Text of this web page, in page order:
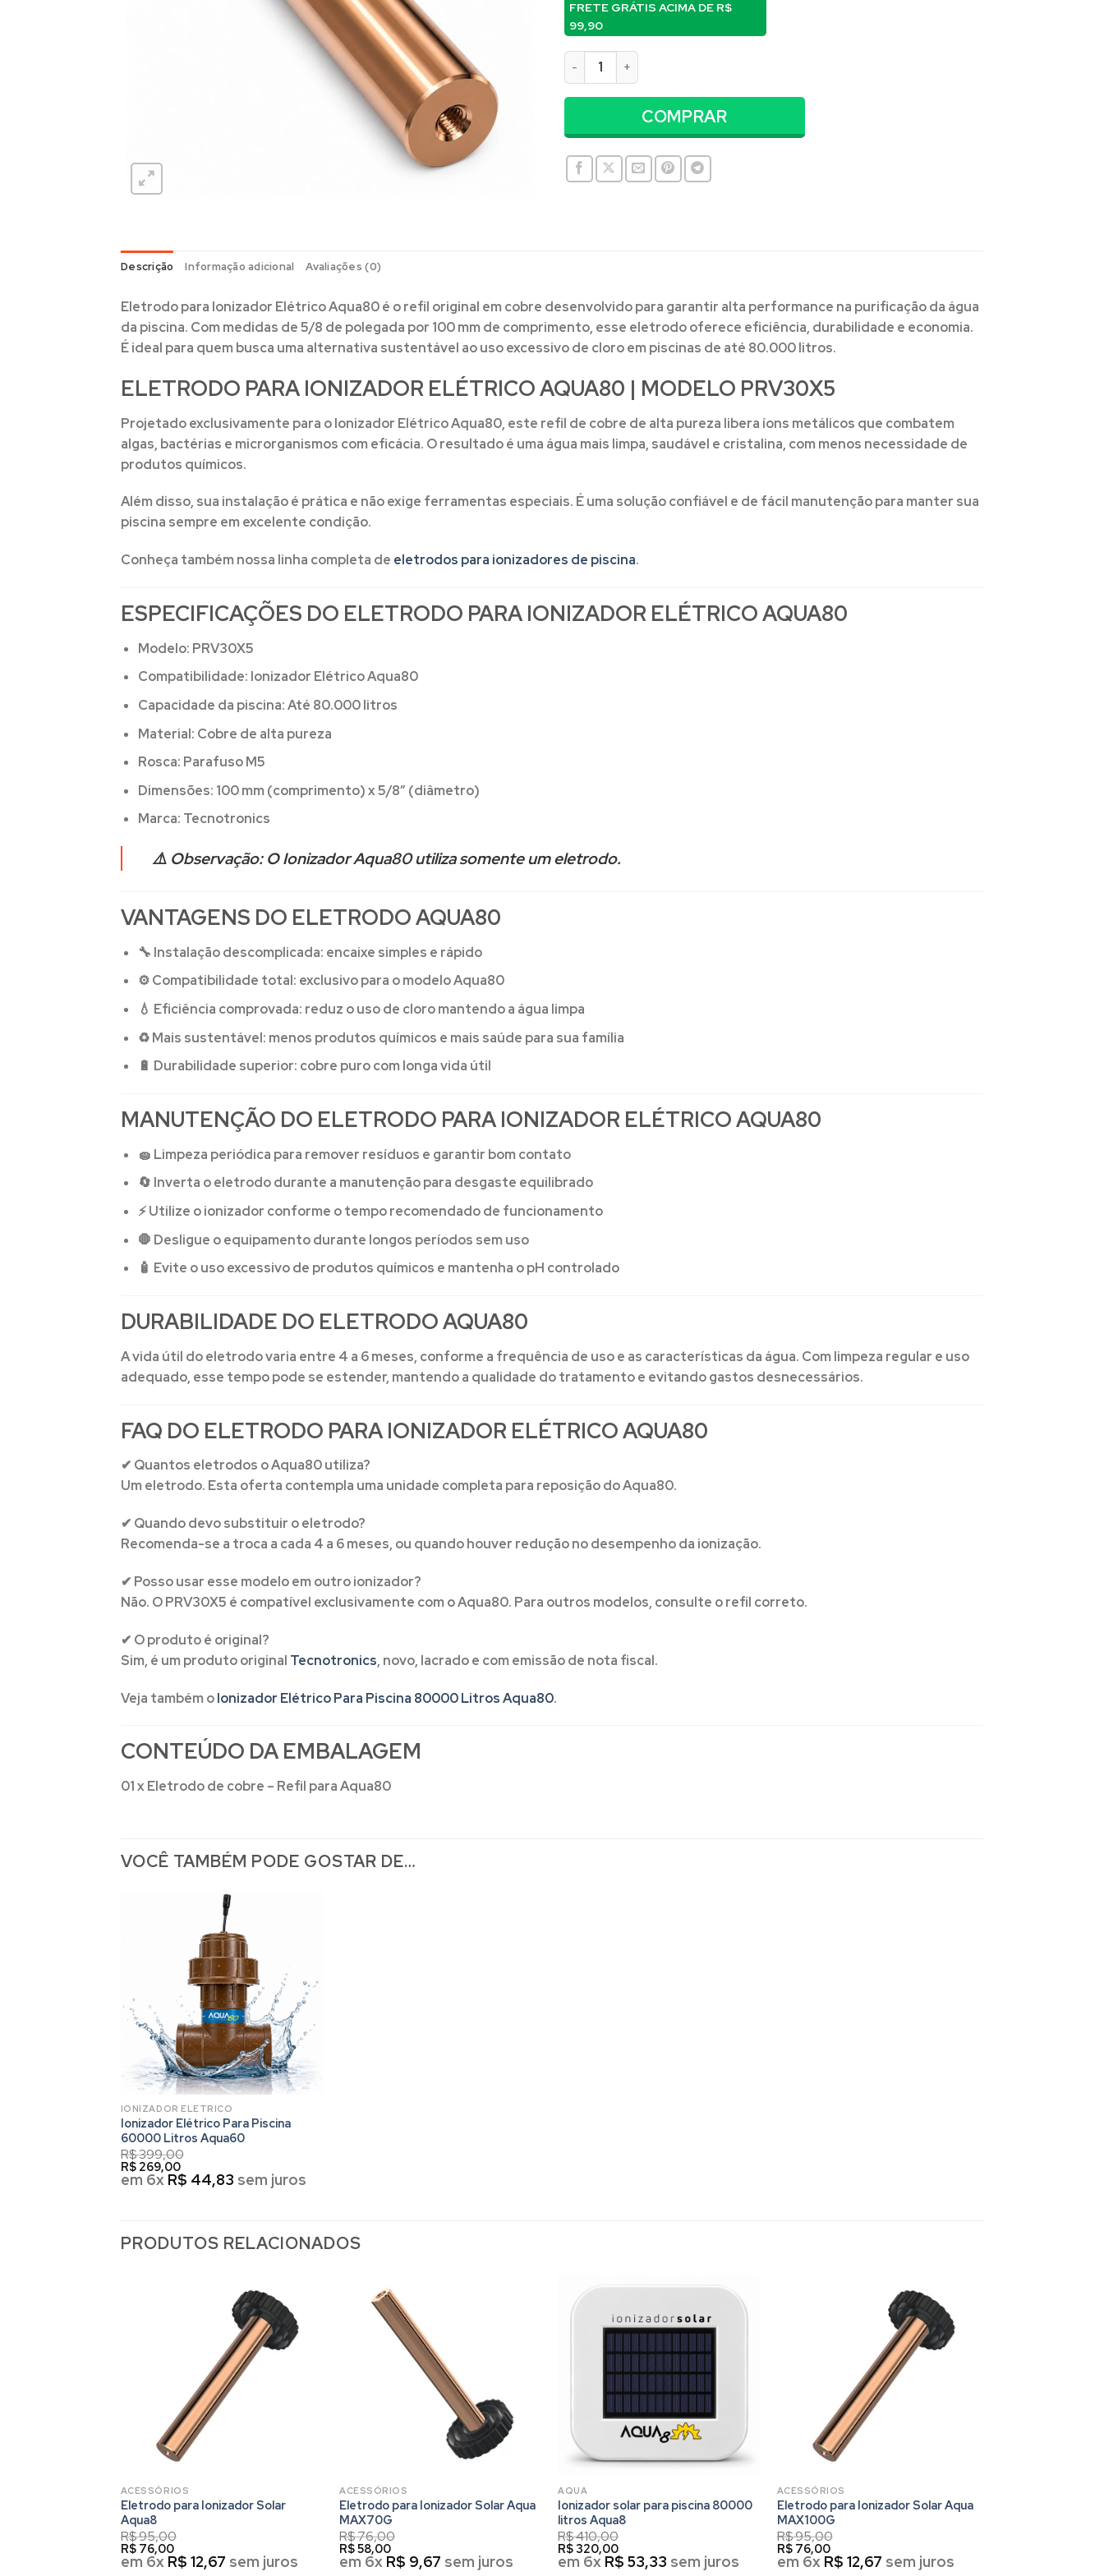
FRETE GRÁTIS ACIMA DE R$
99,90
Eletrodo para Ionizador Elétrico Aqua80 quantidade
COMPRAR
Descrição Informação adicional Avaliações (0)
Eletrodo para Ionizador Elétrico Aqua80é o refil original em cobre desenvolvido para garantir alta performance na purificação da água
da piscina. Com medidas de 5/8 de polegada por 100 mm de comprimento, esse eletrodo oferece eficiência, durabilidade e economia.
É ideal para quem busca uma alternativa sustentável ao uso excessivo de cloro em piscinas de até 80.000 litros.
ELETRODO PARA IONIZADOR ELÉTRICO AQUA80 | MODELO PRV30X5
Projetado exclusivamente para oIonizador Elétrico Aqua80, este refil de cobre de alta pureza libera íons metálicos que combatem
algas, bactérias e microrganismos com eficácia. O resultado é uma água mais limpa, saudável e cristalina, com menos necessidade de
produtos químicos.
Além disso, sua instalação é prática e não exige ferramentas especiais. É uma solução confiável e de fácil manutenção para manter sua
piscina sempre em excelente condição.
Conheça também nossa linha completa de eletrodos para ionizadores de piscina.
ESPECIFICAÇÕES DO ELETRODO PARA IONIZADOR ELÉTRICO AQUA80
Modelo: PRV30X5
Compatibilidade: Ionizador Elétrico Aqua80
Capacidade da piscina:Até 80.000 litros
Material: Cobre de alta pureza
Rosca: Parafuso M5
Dimensões: 100 mm (comprimento) x 5/8” (diâmetro)
Marca: Tecnotronics
⚠️ Observação:O Ionizador Aqua80 utiliza somente um eletrodo.
VANTAGENS DO ELETRODO AQUA80
🔧 Instalação descomplicada: encaixe simples e rápido
⚙️Compatibilidade total: exclusivo para o modelo Aqua80
💧 Eficiência comprovada: reduz o uso de cloro mantendo a água limpa
♻️Mais sustentável: menos produtos químicos e mais saúde para sua família
🔋 Durabilidade superior: cobre puro com longa vida útil
MANUTENÇÃO DO ELETRODO PARA IONIZADOR ELÉTRICO AQUA80
🧽 Limpeza periódica para remover resíduos e garantir bom contato
🔄 Inverta o eletrodo durante a manutenção para desgaste equilibrado
⚡ Utilize o ionizador conforme o tempo recomendado de funcionamento
🛑 Desligue o equipamento durante longos períodos sem uso
🧴 Evite o uso excessivo de produtos químicos e mantenha o pH controlado
DURABILIDADE DO ELETRODO AQUA80
A vida útil do eletrodo varia entre 4 a 6 meses, conforme a frequência de uso e as características da água. Com limpeza regular e uso
adequado, esse tempo pode se estender, mantendo a qualidade do tratamento e evitando gastos desnecessários.
FAQ DO ELETRODO PARA IONIZADOR ELÉTRICO AQUA80
✔ Quantos eletrodos o Aqua80 utiliza?
Um eletrodo. Esta oferta contempla uma unidade completa para reposição do Aqua80.
✔ Quando devo substituir o eletrodo?
Recomenda-se a troca a cada 4 a 6 meses, ou quando houver redução no desempenho da ionização.
✔ Posso usar esse modelo em outro ionizador?
Não. O PRV30X5 é compatível exclusivamente com o Aqua80. Para outros modelos, consulte o refil correto.
✔ O produto é original?
Sim, é um produto original Tecnotronics, novo, lacrado e com emissão de nota fiscal.
Veja também oIonizador Elétrico Para Piscina 80000 Litros Aqua80.
CONTEÚDO DA EMBALAGEM
01 x Eletrodo de cobre – Refil para Aqua80
VOCÊ TAMBÉM PODE GOSTAR DE…
IONIZADOR ELETRICO
Ionizador Elétrico Para Piscina
60000 Litros Aqua60
R$399,00
R$269,00
em 6x R$ 44,83 sem juros
PRODUTOS RELACIONADOS
ACESSÓRIOS
Eletrodo para Ionizador Solar
Aqua8
R$95,00
R$76,00
em 6x R$ 12,67 sem juros
ACESSÓRIOS
Eletrodo para Ionizador Solar Aqua
MAX70G
R$76,00
R$58,00
em 6x R$ 9,67 sem juros
AQUA
Ionizador solar para piscina 80000
litros Aqua8
R$410,00
R$320,00
em 6x R$ 53,33 sem juros
ACESSÓRIOS
Eletrodo para Ionizador Solar Aqua
MAX100G
R$95,00
R$76,00
em 6x R$ 12,67 sem juros